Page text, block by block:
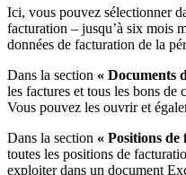
Ici, vous pouvez sélectionner
facturation – jusqu’à six mois
données de facturation de la
Dans la section « Documents
les factures et tous les bons de
Vous pouvez les ouvrir et
Dans la section « Positions
toutes les positions de
exploiter dans un document